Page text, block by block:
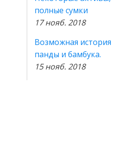
полные сумки
17 нояб. 2018
Возможная история
панды и бамбука.
15 нояб. 2018